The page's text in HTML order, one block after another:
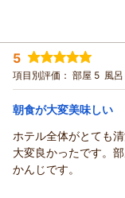
ましたら、ぜひご
別館ビジネスラウ
ん。
チェックインの際に
有効期限があり、期
ただくことが可能で
けますと幸いでござ
そして、快適に過ご
とのお言葉、大変嬉
このように感じて
またお子さまとの
ご宿泊頂きましたリ
したようで、何より
1階「ロイヤルホス
より嬉しく存じます
旅の大きな楽しみで
れ以上ない喜びでご
今後もリッチモンド
けますよう、更なる
この度は貴重なお
投稿者： みぃさん(女性/
宿泊プラン： 【朝食付き
ルカムドリンクサービス
宿泊価格帯： 13,001～
この度はリッチモ
ありがとうございま
をお寄せいただきま
今回は別館にご宿
5
項目別評価： 部屋 5 風
朝食が大変美味しい
ホテル全体がとても
大変良かったです。
かんじです。